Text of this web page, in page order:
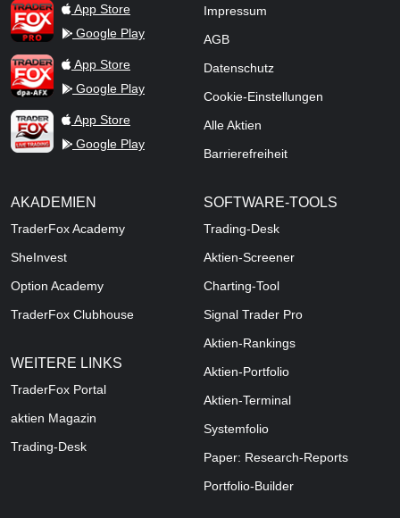
TraderFox ProApp Store
Google Play
TraderFox dpa-AFX ProFeed
App Store
Google Play
TraderFox Live Trading
App Store
Google Play
Impressum
AGB
Datenschutz
Cookie-Einstellungen
Alle Aktien
Barrierefreiheit
AKADEMIEN
TraderFox Academy
SheInvest
Option Academy
TraderFox Clubhouse
WEITERE LINKS
TraderFox Portal
aktien Magazin
Trading-Desk
SOFTWARE-TOOLS
Trading-Desk
Aktien-Screener
Charting-Tool
Signal Trader Pro
Aktien-Rankings
Aktien-Portfolio
Aktien-Terminal
Systemfolio
Paper: Research-Reports
Portfolio-Builder